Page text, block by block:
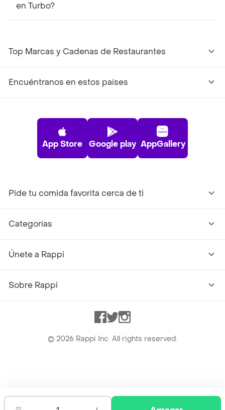
en Turbo?
Top Marcas y Cadenas de Restaurantes
Encuéntranos en estos países
App Store Google play AppGallery
Pide tu comida favorita cerca de ti
Categorías
Únete a Rappi
Sobre Rappi
Facebook
TwitterInstagram
© 2026 Rappi Inc. All rights reserved.